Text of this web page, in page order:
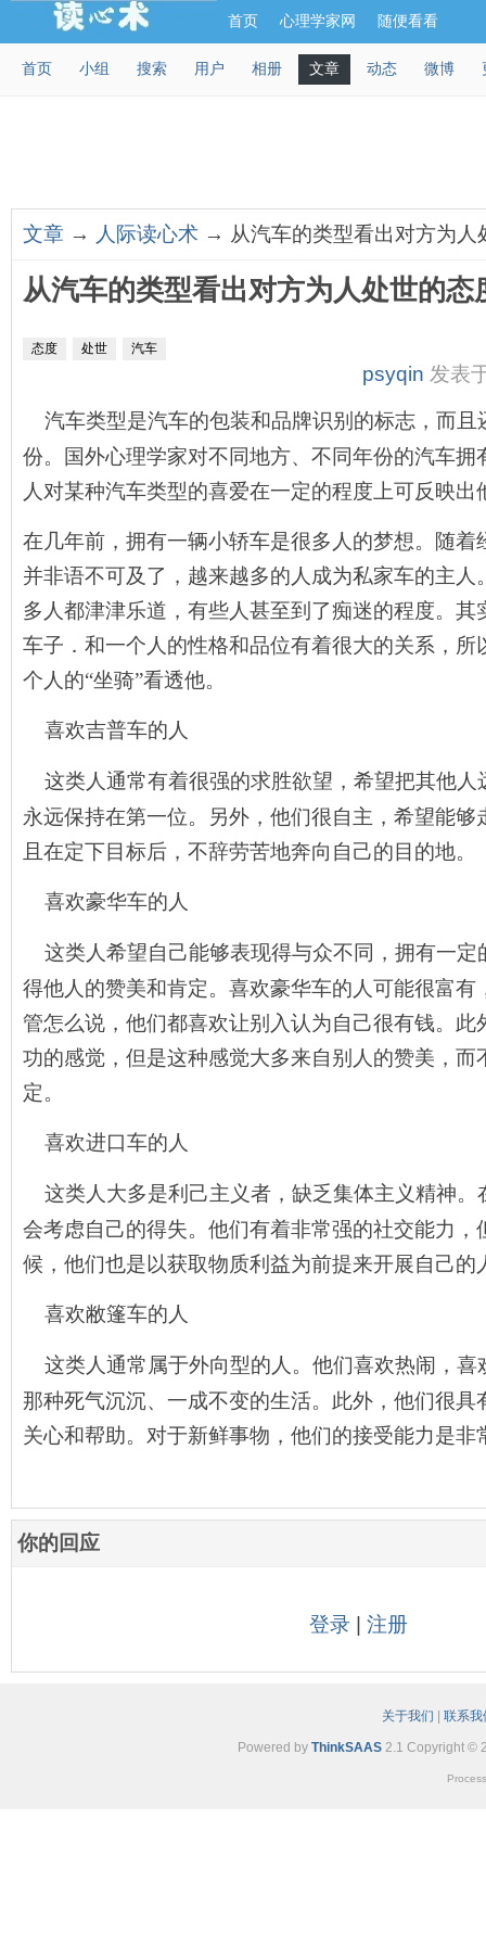
首页 心理学家网 随便看看
首页 小组 搜索 用户 相册 文章 动态 微博
文章 → 人际读心术 → 从汽车的类型看出对方为人
从汽车的类型看出对方为人处世的态
态度 处世 汽车
psyqin 发表
汽车类型是汽车的包装和品牌识别的标志，而且
份。国外心理学家对不同地方、不同年份的汽车拥
人对某种汽车类型的喜爱在一定的程度上可反映出
在几年前，拥有一辆小轿车是很多人的梦想。随着
并非语不可及了，越来越多的人成为私家车的主人
多人都津津乐道，有些人甚至到了痴迷的程度。其
车子．和一个人的性格和品位有着很大的关系，所
个人的“坐骑”看透他。
喜欢吉普车的人
这类人通常有着很强的求胜欲望，希望把其他人
永远保持在第一位。另外，他们很自主，希望能够
且在定下目标后，不辞劳苦地奔向自己的目的地。
喜欢豪华车的人
这类人希望自己能够表现得与众不同，拥有一定
得他人的赞美和肯定。喜欢豪华车的人可能很富有
管怎么说，他们都喜欢让别入认为自己很有钱。此
功的感觉，但是这种感觉大多来自别人的赞美，而
定。
喜欢进口车的人
这类人大多是利己主义者，缺乏集体主义精神。
会考虑自己的得失。他们有着非常强的社交能力，
候，他们也是以获取物质利益为前提来开展自己的
喜欢敝篷车的人
这类人通常属于外向型的人。他们喜欢热闹，喜
那种死气沉沉、一成不变的生活。此外，他们很具
关心和帮助。对于新鲜事物，他们的接受能力是非
你的回应
登录| 注册
关于我们 联系我
Powered by ThinkSAAS 2.1 Copyright ©